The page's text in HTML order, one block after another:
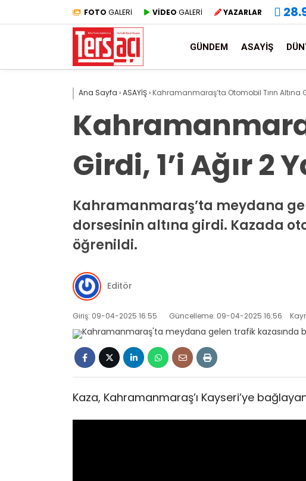
FOTO GALERİ VİDEO GALERİ YAZARLAR
GÜNDEM ASAYİŞ
Ana Sayfa ›ASAYİŞ› Kahramanmaraş’ta Otomobil Tırın Altına
Girdi, 1’i Ağır 2
Kahramanmaraş’ta meydana
dorsesinin altına girdi. Kazada
öğrenildi.
Editör
Giriş: 09-04-2025 16:55 Güncelleme: 09-04-2025 16:56
Kaza, Kahramanmaraş’ı Kayseri’ye